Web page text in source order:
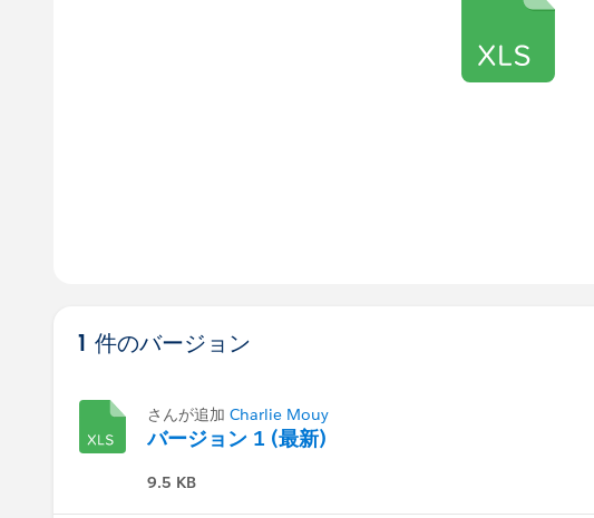
1 件のバージョン
さんが追加 Charlie Mouy
バージョン 1 (最新)
9.5 KB